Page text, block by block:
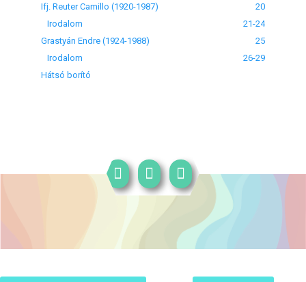
Ifj. Reuter Camillo (1920-1987)
20
Irodalom
21-24
Grastyán Endre (1924-1988)
25
Irodalom
26-29
Hátsó borító